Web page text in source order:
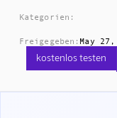
Kategorien:
Freigegeben: May 27,
kostenlos testen